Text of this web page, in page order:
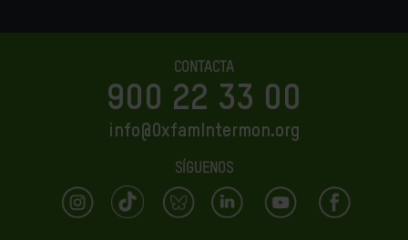
CONTACTA
900 22 33 00
info@OxfamIntermon.org
SÍGUENOS